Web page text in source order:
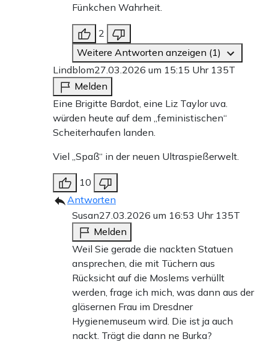
Fünkchen Wahrheit.
2
Weitere Antworten anzeigen (1)
Lindblom27.03.2026 um 15:15 Uhr 135T
Melden
Eine Brigitte Bardot, eine Liz Taylor uva.
würden heute auf dem „feministischen“
Scheiterhaufen landen.
Viel „Spaß“ in der neuen Ultraspießerwelt.
10
Antworten
Susan27.03.2026 um 16:53 Uhr 135T
Melden
Weil Sie gerade die nackten Statuen
ansprechen, die mit Tüchern aus
Rücksicht auf die Moslems verhüllt
werden, frage ich mich, was dann aus der
gläsernen Frau im Dresdner
Hygienemuseum wird. Die ist ja auch
nackt. Trägt die dann ne Burka?